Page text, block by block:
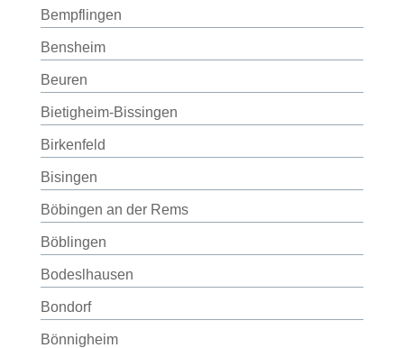
Bempflingen
Bensheim
Beuren
Bietigheim-Bissingen
Birkenfeld
Bisingen
Böbingen an der Rems
Böblingen
Bodeslhausen
Bondorf
Bönnigheim